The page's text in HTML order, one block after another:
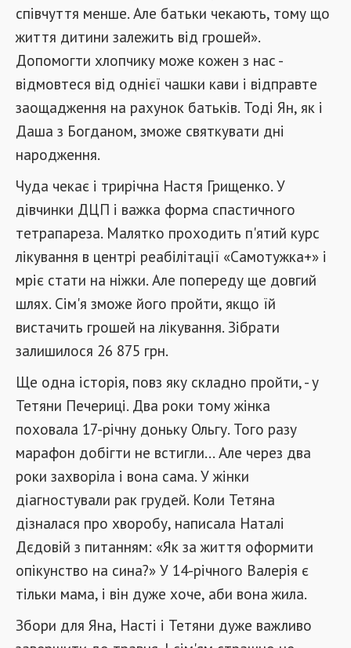
співчуття менше. Але батьки чекають, тому що
життя дитини залежить від грошей».
Допомогти хлопчику може кожен з нас -
відмовтеся від однієї чашки кави і відправте
заощадження на рахунок батьків. Тоді Ян, як і
Даша з Богданом, зможе святкувати дні
народження.
Чуда чекає і трирічна Настя Грищенко. У
дівчинки ДЦП і важка форма спастичного
тетрапареза. Малятко проходить п'ятий курс
лікування в центрі реабілітації «Самотужка+» і
мріє стати на ніжки. Але попереду ще довгий
шлях. Сім'я зможе його пройти, якщо їй
вистачить грошей на лікування. Зібрати
залишилося 26 875 грн.
Ще одна історія, повз яку складно пройти, - у
Тетяни Печериці. Два роки тому жінка
поховала 17-річну доньку Ольгу. Того разу
марафон добігти не встигли... Але через два
роки захворіла і вона сама. У жінки
діагностували рак грудей. Коли Тетяна
дізналася про хворобу, написала Наталі
Дєдовій з питанням: «Як за життя оформити
опікунство на сина?» У 14-річного Валерія є
тільки мама, і він дуже хоче, аби вона жила.
Збори для Яна, Насті і Тетяни дуже важливо